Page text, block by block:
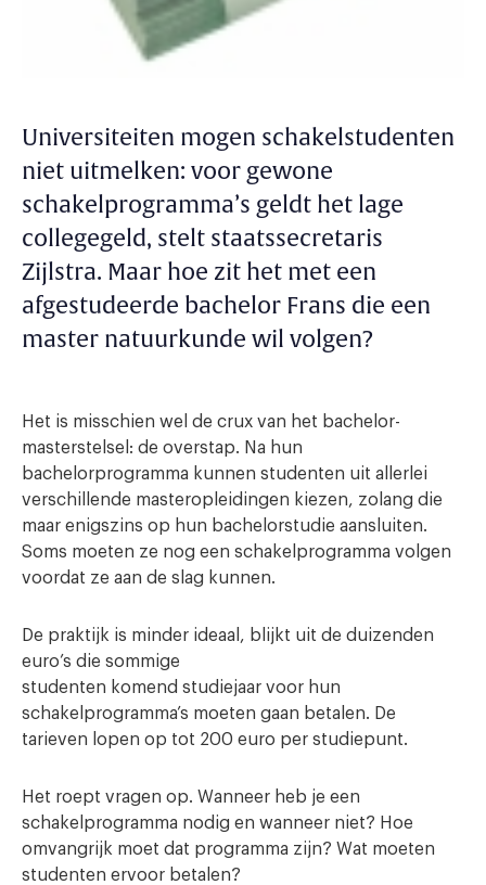
Universiteiten mogen schakelstudenten
niet uitmelken: voor gewone
schakelprogramma’s geldt het lage
collegegeld, stelt staatssecretaris
Zijlstra. Maar hoe zit het met een
afgestudeerde bachelor Frans die een
master natuurkunde wil volgen?
Het is misschien wel de crux van het bachelor-
masterstelsel: de overstap. Na hun
bachelorprogramma kunnen studenten uit allerlei
verschillende masteropleidingen kiezen, zolang die
maar enigszins op hun bachelorstudie aansluiten.
Soms moeten ze nog een schakelprogramma volgen
voordat ze aan de slag kunnen.
De praktijk is minder ideaal, blijkt uit de duizenden
euro’s die sommige
studenten komend studiejaar voor hun
schakelprogramma’s moeten gaan betalen. De
tarieven lopen op tot 200 euro per studiepunt.
Het roept vragen op. Wanneer heb je een
schakelprogramma nodig en wanneer niet? Hoe
omvangrijk moet dat programma zijn? Wat moeten
studenten ervoor betalen?